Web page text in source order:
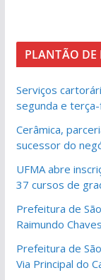
PLANTÃO DE
Serviços
segunda e
Cerâmica,
sucessor do
UFMA abre
37 cursos de
Prefeitura de
Raimundo
Prefeitura de
Via Principal do